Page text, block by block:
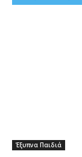
Έξυπνα Παιδιά